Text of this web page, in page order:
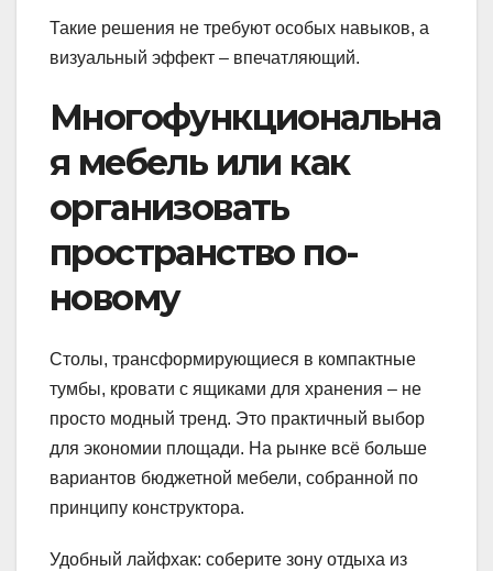
Такие решения не требуют особых навыков, а
визуальный эффект – впечатляющий.
Многофункциональна
я мебель или как
организовать
пространство по-
новому
Столы, трансформирующиеся в компактные
тумбы, кровати с ящиками для хранения – не
просто модный тренд. Это практичный выбор
для экономии площади. На рынке всё больше
вариантов бюджетной мебели, собранной по
принципу конструктора.
Удобный лайфхак: соберите зону отдыха из